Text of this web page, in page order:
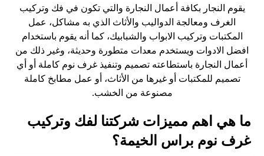
يقوم النجار بكافة أعمال النجارة والتي تكون في فك وتركيب
الغرف ومعالجة الدواليب والأثاث الذي به مشاكل، عمل
المكتبات وتركيب الابواب والشبابيك، كما أنه يقوم باستخدام
افضل الادوات ويستخدم معدات متطورة وحديثة، وغير ذلك من
أعمال النجارة باستطاعته تصميم وتنفيذ غرف نوم كاملة أو أي
تصميم للمكتبات أو غيرها من الأثاث، أو عمل مطابخ كاملة
مصنوعة من الخشب.
ما هي اهم مميزات شركتنا لفك وتركيب
غرف نوم براس الخيمة؟